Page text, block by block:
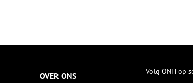
OVER ONS Volg ONH op